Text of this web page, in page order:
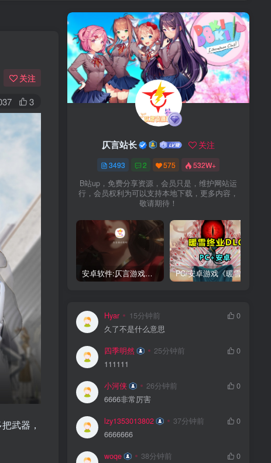
关注
3
武器，
仄言站长 关注
3493 2 575 532W+
B站up，免费分享资源，会员只是，维护网站运
行，会员权利为可以支持本地下载，更多内容，
敬请期待！
安卓软件:仄言游戏库4.0APP全新上架了！没有下的赶紧下载呀！
Hyar 15分钟前
0
久了不是什么意思
四季明然 25分钟前
0
111111
小河侠 26分钟前
0
6666非常厉害
lzy1353013802 37分钟前
0
6666666
woqe 38分钟前
0